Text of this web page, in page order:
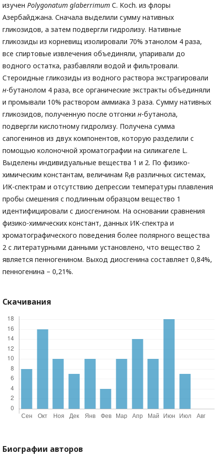
изучен Polygonatum glaberrimum C. Koch. из флоры
Азербайджана. Сначала выделили сумму нативных
гликозидов, а затем подвергли гидролизу. Нативные
гликозиды из корневищ изолировали 70% этанолом 4 раза,
все спиртовые извлечения объединяли, упаривали до
водного остатка, разбавляли водой и фильтровали.
Стероидные гликозиды из водного раствора экстрагировали
н-бутанолом 4 раза, все органические экстракты объединяли
и промывали 10% раствором аммиака 3 раза. Сумму нативных
гликозидов, полученную после отгонки н-бутанола,
подвергли кислотному гидролизу. Получена сумма
сапогенинов из двух компонентов, которую разделили с
помощью колоночной хроматографии на силикагеле L.
Выделены индивидуальные вещества 1 и 2. По физико-
химическим константам, величинам Rfв различных системах,
ИК-спектрам и отсутствию депрессии температуры плавления
пробы смешения с подлинным образцом вещество 1
идентифицировали с диосгенином. На основании сравнения
физико-химических констант, данных ИК-спектра и
хроматографического поведения более полярного вещества
2 с литературными данными установлено, что вещество 2
является пенногенином. Выход диосгенина составляет 0,84%,
пенногенина – 0,21%.
Скачивания
Биографии авторов